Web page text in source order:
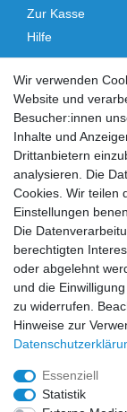
Zur Kasse
Hilfe
Vertrag
Social
Facebook
Sicher
Zahlung
Wir verwenden
Website und
Besucher:innen
Inhalte und
Drittanbietern
analysieren. Die
Cookies. Wir teilen
Einstellungen
Die
berechtigten
oder abgelehnt
und die
zu widerrufen.
Hinweise zur
Essenziell
Statistik